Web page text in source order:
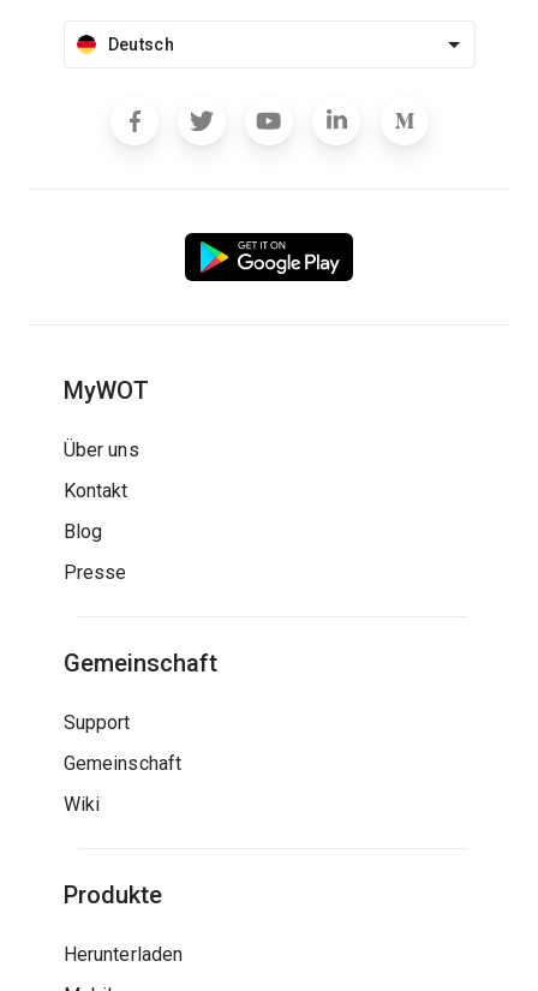
Deutsch
MyWOT
Über uns
Kontakt
Blog
Presse
Gemeinschaft
Support
Gemeinschaft
Wiki
Produkte
Herunterladen